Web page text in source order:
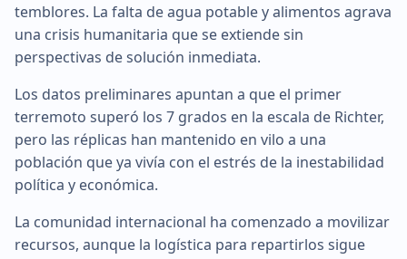
temblores. La falta de agua potable y alimentos agrava
una crisis humanitaria que se extiende sin
perspectivas de solución inmediata.
Los datos preliminares apuntan a que el primer
terremoto superó los 7 grados en la escala de Richter,
pero las réplicas han mantenido en vilo a una
población que ya vivía con el estrés de la inestabilidad
política y económica.
La comunidad internacional ha comenzado a movilizar
recursos, aunque la logística para repartirlos sigue